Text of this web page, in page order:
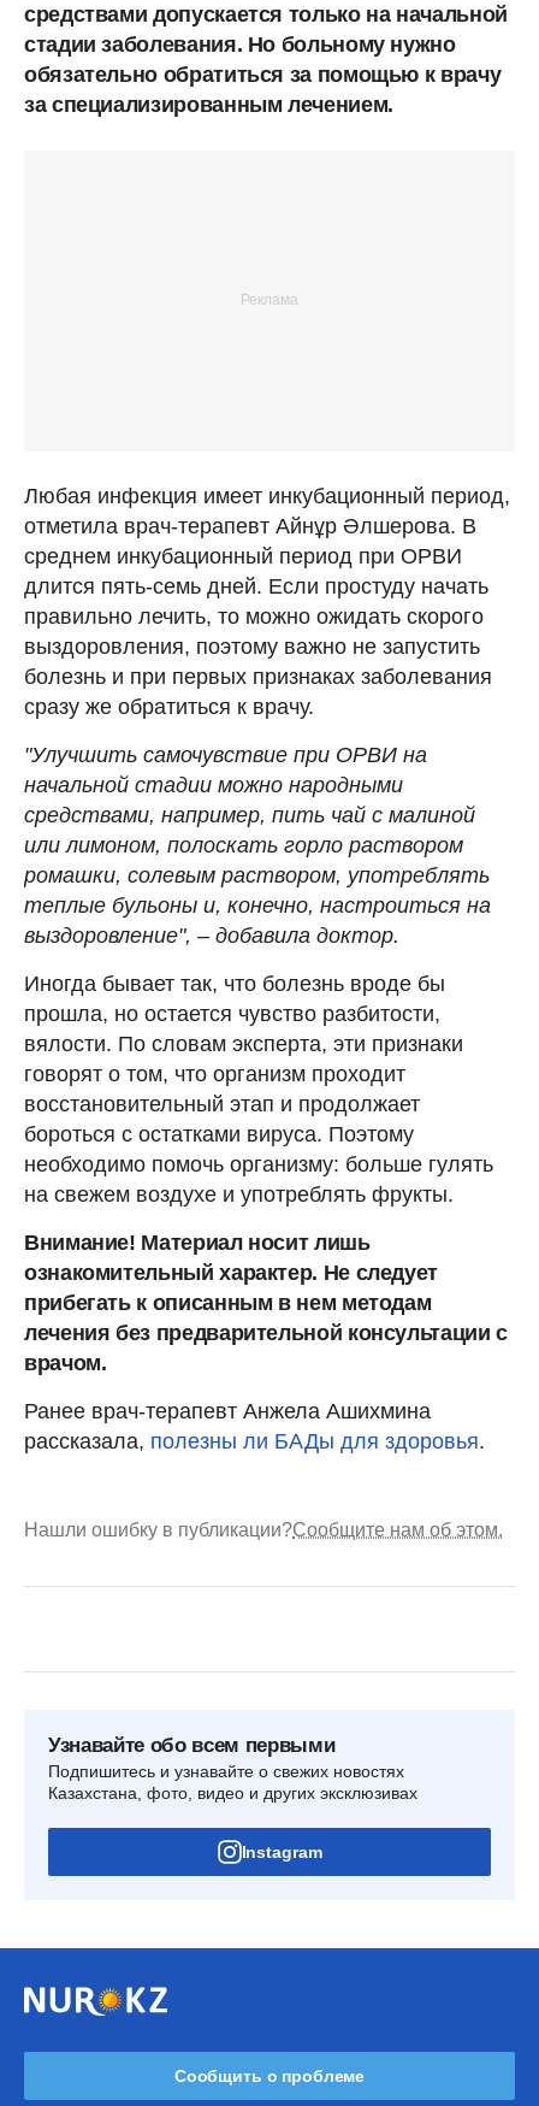
средствами допускается только на начальной
стадии заболевания. Но больному нужно
обязательно обратиться за помощью к врачу
за специализированным лечением.
Любая инфекция имеет инкубационный период,
отметила врач-терапевт Айнұр Әлшерова. В
среднем инкубационный период при ОРВИ
длится пять-семь дней. Если простуду начать
правильно лечить, то можно ожидать скорого
выздоровления, поэтому важно не запустить
болезнь и при первых признаках заболевания
сразу же обратиться к врачу.
"Улучшить самочувствие при ОРВИ на
начальной стадии можно народными
средствами, например, пить чай с малиной
или лимоном, полоскать горло раствором
ромашки, солевым раствором, употреблять
теплые бульоны и, конечно, настроиться на
выздоровление", – добавила доктор.
Иногда бывает так, что болезнь вроде бы
прошла, но остается чувство разбитости,
вялости. По словам эксперта, эти признаки
говорят о том, что организм проходит
восстановительный этап и продолжает
бороться с остатками вируса. Поэтому
необходимо помочь организму: больше гулять
на свежем воздухе и употреблять фрукты.
Внимание! Материал носит лишь
ознакомительный характер. Не следует
прибегать к описанным в нем методам
лечения без предварительной консультации с
врачом.
Ранее врач-терапевт Анжела Ашихмина
рассказала, полезны ли БАДы для здоровья.
Нашли ошибку в публикации?Сообщите нам об этом.
Узнавайте обо всем первыми
Подпишитесь и узнавайте о свежих новостях
Казахстана, фото, видео и других эксклюзивах
Instagram
Сообщить о проблеме